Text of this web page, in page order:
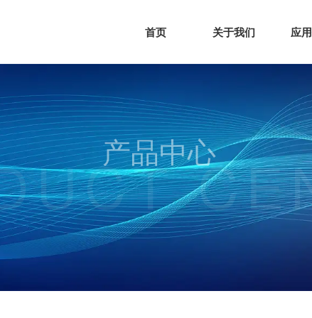
首页 关于我们 应
产品中心